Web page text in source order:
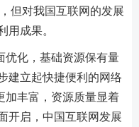
但对我国互联网的发展
用成果。
优化，基础资源保有量
建立起快捷便利的网络
加丰富，资源质量显着
开启，中国互联网发展